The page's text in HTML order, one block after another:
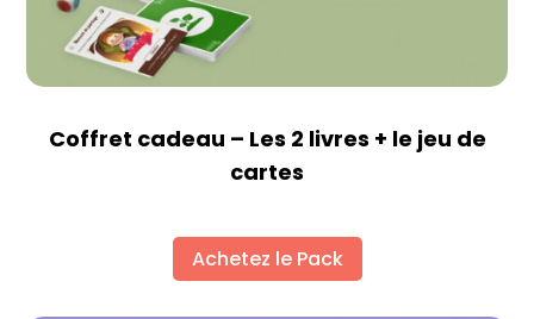
Coffret cadeau – Les 2 livres + le jeu de
cartes
Achetez le Pack